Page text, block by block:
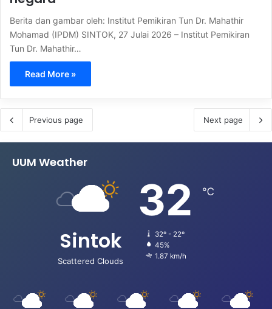
Berita dan gambar oleh: Institut Pemikiran Tun Dr. Mahathir
Mohamad (IPDM) SINTOK, 27 Julai 2026 – Institut Pemikiran
Tun Dr. Mahathir…
Read More »
Previous page Next page
UUM Weather
Sintok
Scattered Clouds
32 ℃
32º - 22º
45%
1.87 km/h